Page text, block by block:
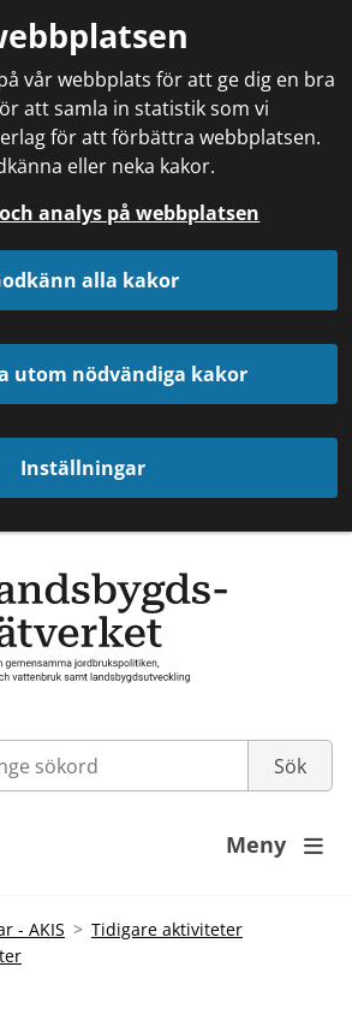
vår webbplats för att ge dig en bra
att samla in statistik som vi
för att förbättra webbplatsen.
eller neka kakor.
analys på webbplatsen
alla kakor
utom nödvändiga kakor
Inställningar
Meny 
- AKIS
Tidigare aktiviteter